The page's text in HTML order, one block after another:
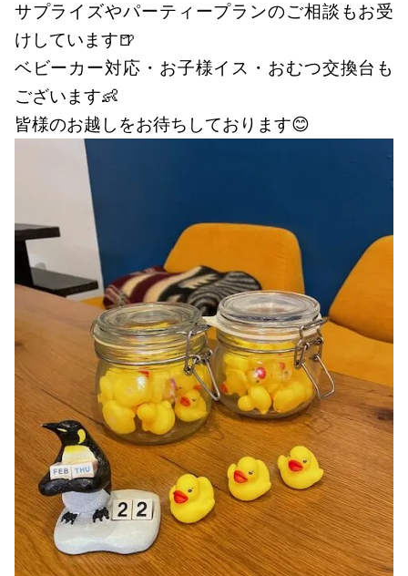
サプライズやパーティープランのご相談もお受
けしています🍺
ベビーカー対応・お子様イス・おむつ交換台も
ございます👶
皆様のお越しをお待ちしております😊